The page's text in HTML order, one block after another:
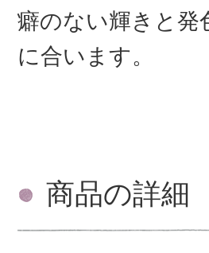
癖のない輝きと発
に合います。
商品の詳細